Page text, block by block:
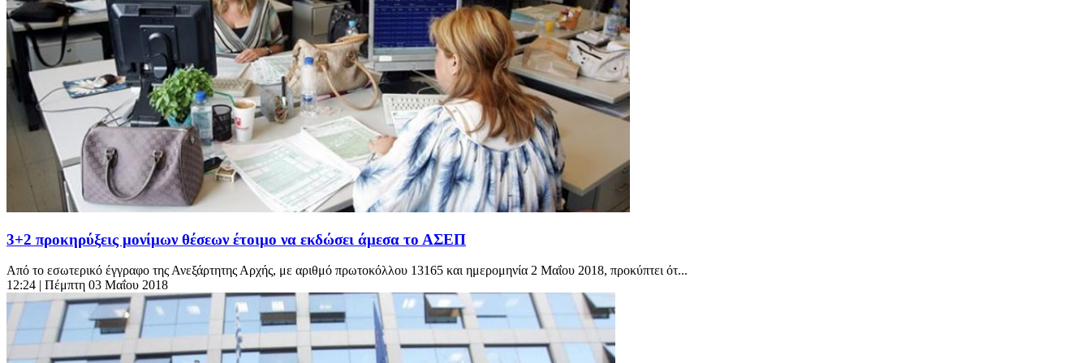
3+2 προκηρύξεις μονίμων θέσεων έτοιμο να εκδώσει άμεσα το ΑΣΕΠ
Από το εσωτερικό έγγραφο της Ανεξάρτητης Αρχής, με αριθμό πρωτοκόλλου 13165 και ημερομηνία 2 Μαΐου 2018, προκύπτει ότ...
12:24 | Πέμπτη 03 Μαΐου 2018